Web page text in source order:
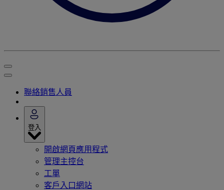
聯絡銷售人員
登入
開啟網頁應用程式
管理主控台
工單
客戶入口網站